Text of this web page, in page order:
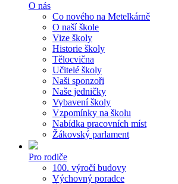
O nás
Co nového na Metelkárně
O naší škole
Vize školy
Historie školy
Tělocvična
Učitelé školy
Naši sponzoři
Naše jedničky
Vybavení školy
Vzpomínky na školu
Nabídka pracovních míst
Žákovský parlament
Pro rodiče
100. výročí budovy
Výchovný poradce